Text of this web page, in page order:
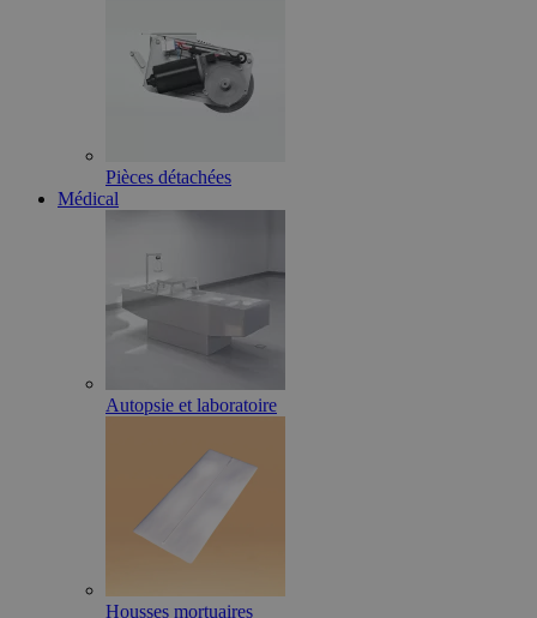
Pièces détachées
Médical
Autopsie et laboratoire
Housses mortuaires